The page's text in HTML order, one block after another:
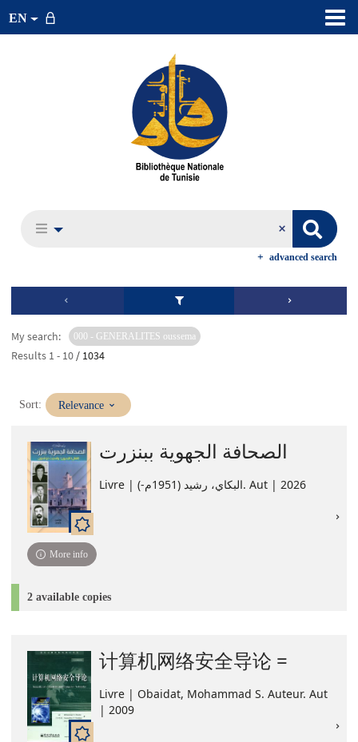
EN
advanced search
My search: 000 - GENERALITES oussema
Results 1 - 10 / 1034
Sort: (Immediate
update)
Relevance
الصحافة الجهوية ببنزرت
Livre | البكاي، رشيد (1951م-). Aut | 2026
More info
2 available copies
计算机网络安全导论 =
Livre | Obaidat, Mohammad S. Auteur. Aut
| 2009